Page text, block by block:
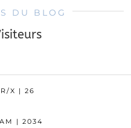
DU BLOG
X | 26
| 2034